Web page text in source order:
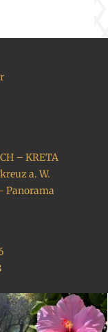
– KRETA
a. W.
Panorama